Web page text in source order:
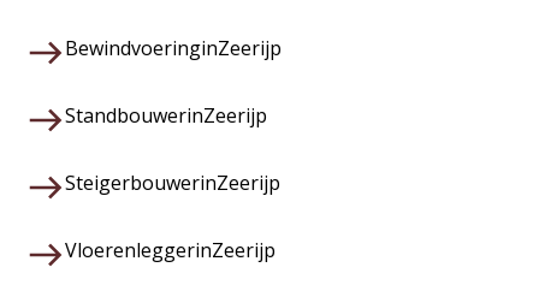
BewindvoeringinZeerijp
StandbouwerinZeerijp
SteigerbouwerinZeerijp
VloerenleggerinZeerijp